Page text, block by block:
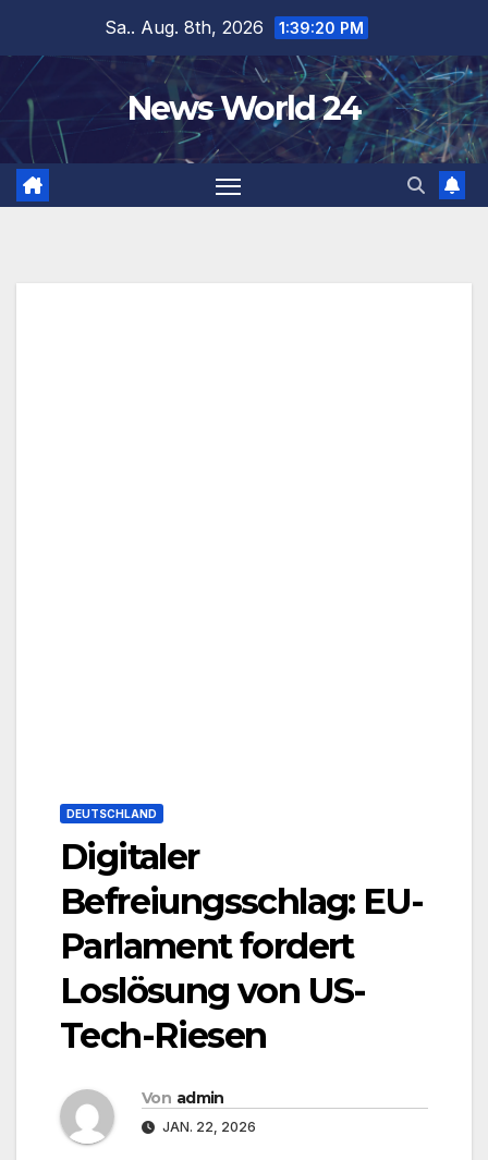
springen
Sa.. Aug. 8th, 2026 1:39:21 PM
News World 24
DEUTSCHLAND
Digitaler
Befreiungsschlag: EU-
Parlament fordert
Loslösung von US-
Tech-Riesen
Von admin
JAN. 22, 2026